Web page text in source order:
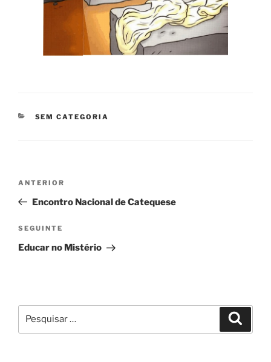
CATEGORIAS
SEM CATEGORIA
Navegação
artigos
Conteúdo
anterior
ANTERIOR
Encontro Nacional de Catequese
Conteúdo
seguinte
SEGUINTE
Educar no Mistério
por: